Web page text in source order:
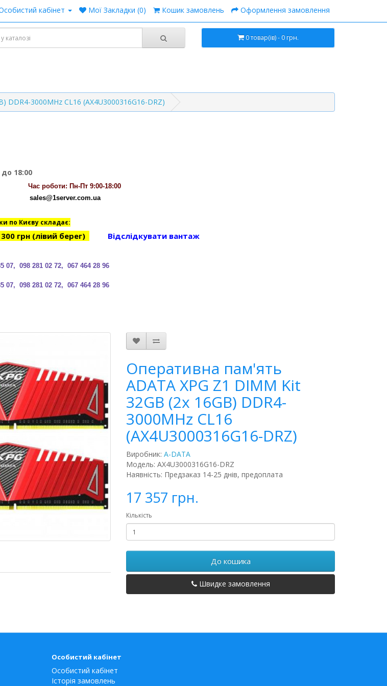
кабінет Мої Закладки (0) Кошик замовлень Оформлення замовлення
0 товар(ів) - 0 грн.
DDR4-3000MHz CL16 (AX4U3000316G16-DRZ)
18:00
23 Часроботи: Пн-Пт 9:00-18:00
00 sales@1server.com.ua
по Києву складає:
грн (лівий берег) Відслідкувати вантаж
07, 098 281 02 72, 067 464 28 96
07, 098 281 02 72, 067 464 28 96
Оперативна пам'ять
ADATA XPG Z1 DIMM Kit
32GB (2x 16GB) DDR4-
3000MHz CL16
(AX4U3000316G16-DRZ)
Виробник:A-DATA
Модель: AX4U3000316G16-DRZ
Наявність: Предзаказ 14-25 днів, предоплата
17 357 грн.
Кількість
До кошика
Швидке замовлення
Особистий кабінет
Особистий кабінет
Історія замовлень